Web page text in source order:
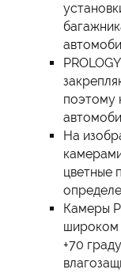
поэтому
На
цветные
Камеры
широком
+70